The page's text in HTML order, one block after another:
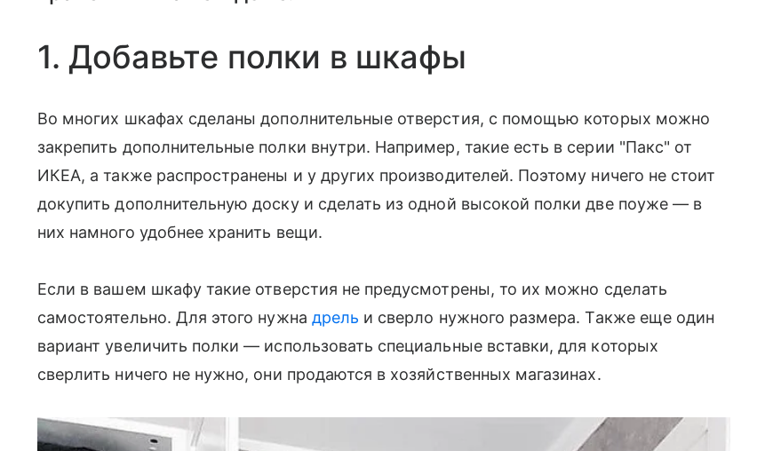
1. Добавьте полки в шкафы
Во многих шкафах сделаны дополнительные отверстия, с помощью которых можно
закрепить дополнительные полки внутри. Например, такие есть в серии "Пакс" от
ИКЕА, а также распространены и у других производителей. Поэтому ничего не стоит
докупить дополнительную доску и сделать из одной высокой полки две поуже — в
них намного удобнее хранить вещи.
Если в вашем шкафу такие отверстия не предусмотрены, то их можно сделать
самостоятельно. Для этого нужна дрель и сверло нужного размера. Также еще один
вариант увеличить полки — использовать специальные вставки, для которых
сверлить ничего не нужно, они продаются в хозяйственных магазинах.